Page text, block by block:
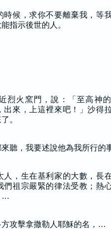
時候，求你不要離棄我，等
指示後世的人。
烈火窯門，說：「至高神
來，上這裡來吧！」沙得拉
。
聽，我要述說他為我所行的
，生在基利家的大數，長
祖宗嚴緊的律法受教；熱
…
攻擊拿撒勒人耶穌的名，…